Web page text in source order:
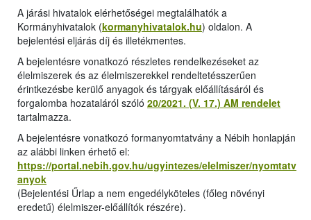
A járási hivatalok elérhetőségei megtalálhatók a
Kormányhivatalok (kormanyhivatalok.hu) oldalon. A
bejelentési eljárás díj és illetékmentes.
A bejelentésre vonatkozó részletes rendelkezéseket az
élelmiszerek és az élelmiszerekkel rendeltetésszerűen
érintkezésbe kerülő anyagok és tárgyak előállításáról és
forgalomba hozataláról szóló 20/2021. (V. 17.) AM rendelet
tartalmazza.
A bejelentésre vonatkozó formanyomtatvány a Nébih honlapján
az alábbi linken érhető el:
https://portal.nebih.gov.hu/ugyintezes/elelmiszer/nyomtatv
anyok
(Bejelentési Űrlap a nem engedélyköteles (főleg növényi
eredetű) élelmiszer-előállítók részére).